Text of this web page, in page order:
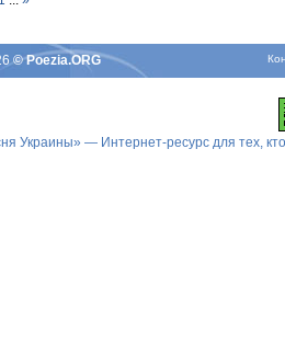
© Poezia.ORG
Украины» — Интернет-ресурс для тех,